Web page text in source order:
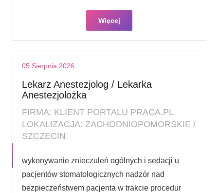
Więcej
05 Sierpnia 2026
Lekarz Anestezjolog / Lekarka
Anestezjolożka
FIRMA: KLIENT PORTALU PRACA.PL
LOKALIZACJA: ZACHODNIOPOMORSKIE /
SZCZECIN
wykonywanie znieczuleń ogólnych i sedacji u
pacjentów stomatologicznych nadzór nad
bezpieczeństwem pacjenta w trakcie procedur